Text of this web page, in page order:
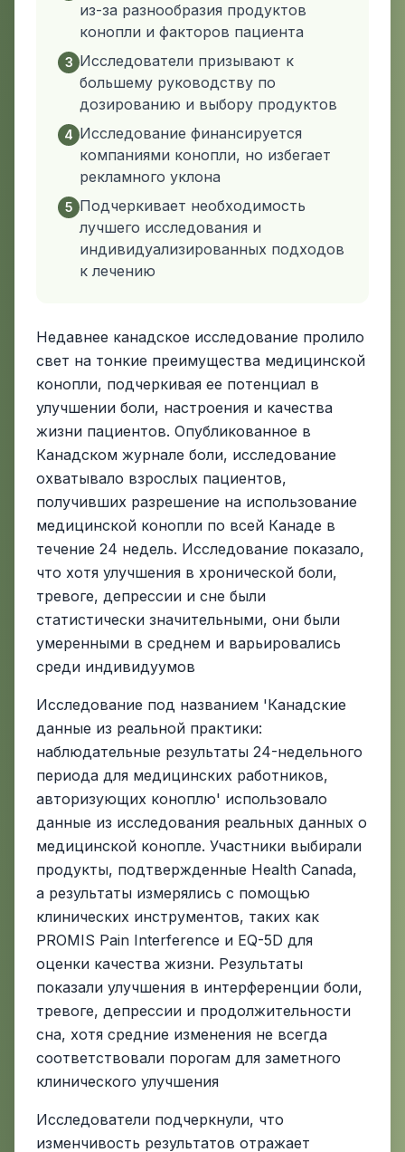
из-за разнообразия продуктов
конопли и факторов пациента
3 Исследователи призывают к
большему руководству по
дозированию и выбору продуктов
4 Исследование финансируется
компаниями конопли, но избегает
рекламного уклона
5 Подчеркивает необходимость
лучшего исследования и
индивидуализированных подходов
к лечению
Недавнее канадское исследование пролило
свет на тонкие преимущества медицинской
конопли, подчеркивая ее потенциал в
улучшении боли, настроения и качества
жизни пациентов. Опубликованное в
Канадском журнале боли, исследование
охватывало взрослых пациентов,
получивших разрешение на использование
медицинской конопли по всей Канаде в
течение 24 недель. Исследование показало,
что хотя улучшения в хронической боли,
тревоге, депрессии и сне были
статистически значительными, они были
умеренными в среднем и варьировались
среди индивидуумов
Исследование под названием 'Канадские
данные из реальной практики:
наблюдательные результаты 24-недельного
периода для медицинских работников,
авторизующих коноплю' использовало
данные из исследования реальных данных о
медицинской конопле. Участники выбирали
продукты, подтвержденные Health Canada,
а результаты измерялись с помощью
клинических инструментов, таких как
PROMIS Pain Interference и EQ-5D для
оценки качества жизни. Результаты
показали улучшения в интерференции боли,
тревоге, депрессии и продолжительности
сна, хотя средние изменения не всегда
соответствовали порогам для заметного
клинического улучшения
Исследователи подчеркнули, что
изменчивость результатов отражает